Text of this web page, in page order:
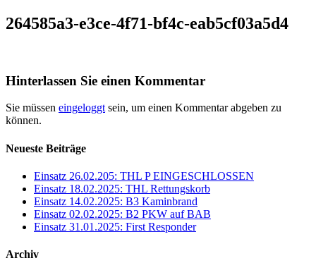
264585a3-e3ce-4f71-bf4c-eab5cf03a5d4
Hinterlassen Sie einen Kommentar
Sie müssen eingeloggt sein, um einen Kommentar abgeben zu
können.
Neueste Beiträge
Einsatz 26.02.205: THL P EINGESCHLOSSEN
Einsatz 18.02.2025: THL Rettungskorb
Einsatz 14.02.2025: B3 Kaminbrand
Einsatz 02.02.2025: B2 PKW auf BAB
Einsatz 31.01.2025: First Responder
Archiv